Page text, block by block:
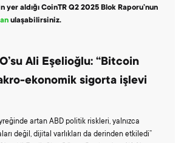
yer aldığı CoinTR Q2 2025 Blok Raporu’nun
ulaşabilirsiniz.
Ali Eşelioğlu: “Bitcoin
ekonomik sigorta işlevi
artan ABD politik riskleri, yalnızca
değil, dijital varlıkları da derinden etkiledi”